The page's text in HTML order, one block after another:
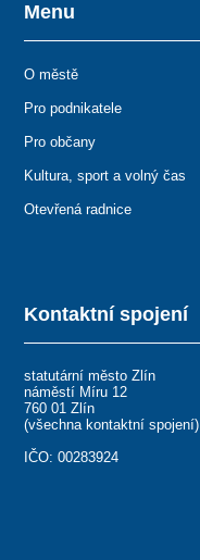
Kontaktní spojení
statutární město Zlín
náměstí Míru 12
760 01 Zlín
(všechna kontaktní spojení)
IČO: 00283924
Menu
O městě
Pro podnikatele
Pro občany
Kultura, sport a volný čas
Otevřená radnice